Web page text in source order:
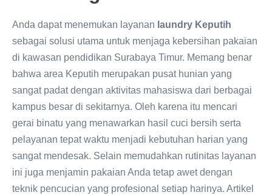
Anda dapat menemukan layanan laundry Keputih
sebagai solusi utama untuk menjaga kebersihan pakaian
di kawasan pendidikan Surabaya Timur. Memang benar
bahwa area Keputih merupakan pusat hunian yang
sangat padat dengan aktivitas mahasiswa dari berbagai
kampus besar di sekitarnya. Oleh karena itu mencari
gerai binatu yang menawarkan hasil cuci bersih serta
pelayanan tepat waktu menjadi kebutuhan harian yang
sangat mendesak. Selain memudahkan rutinitas layanan
ini juga menjamin pakaian Anda tetap awet dengan
teknik pencucian yang profesional setiap harinya. Artikel